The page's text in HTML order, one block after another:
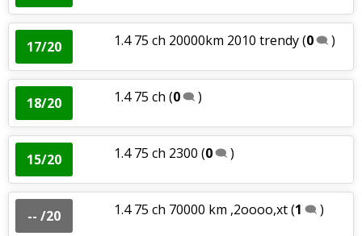
17/20 1.4 75 ch 20000km 2010 trendy(0 )
18/20 1.4 75 ch (0 )
15/20 1.4 75 ch 2300 (0 )
-- /20 1.4 75 ch 70000 km ,2oooo,xt(1 )